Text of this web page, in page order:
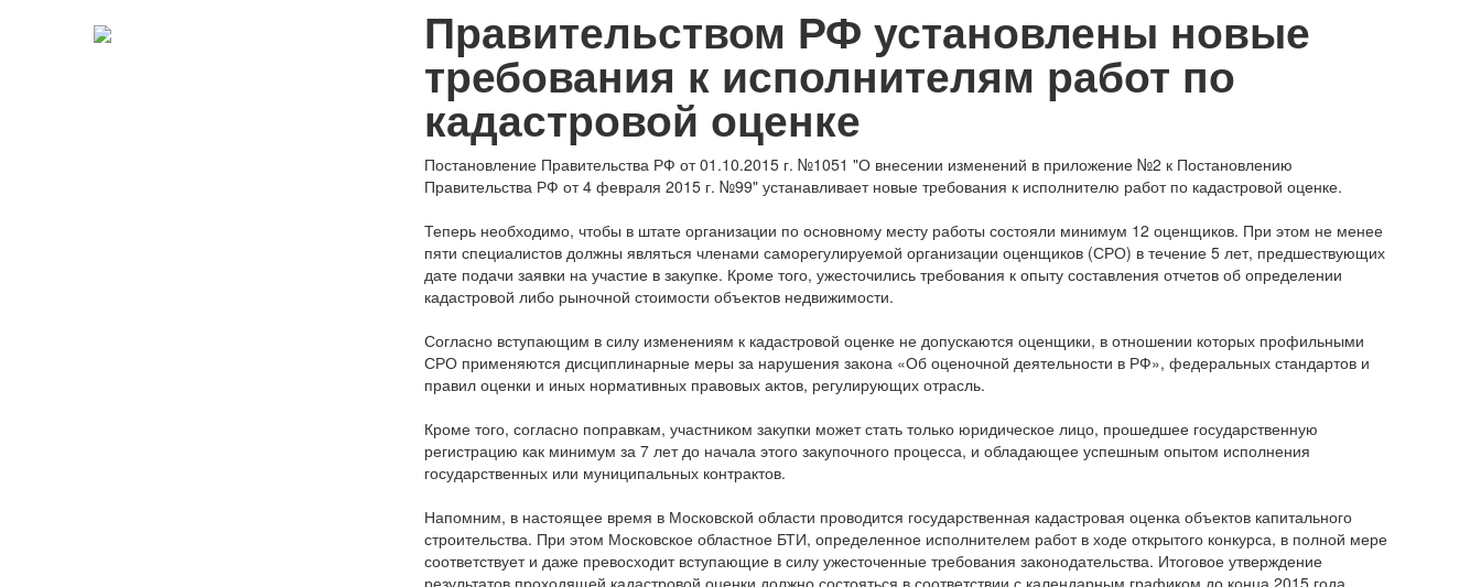
Правительством РФ установлены новые
требования к исполнителям работ по
кадастровой оценке
Постановление Правительства РФ от 01.10.2015 г. №1051 "О внесении изменений в приложение №2 к Постановлению
Правительства РФ от 4 февраля 2015 г. №99" устанавливает новые требования к исполнителю работ по кадастровой оценке.
Теперь необходимо, чтобы в штате организации по основному месту работы состояли минимум 12 оценщиков. При этом не менее
пяти специалистов должны являться членами саморегулируемой организации оценщиков (СРО) в течение 5 лет, предшествующих
дате подачи заявки на участие в закупке. Кроме того, ужесточились требования к опыту составления отчетов об определении
кадастровой либо рыночной стоимости объектов недвижимости.
Согласно вступающим в силу изменениям к кадастровой оценке не допускаются оценщики, в отношении которых профильными
СРО применяются дисциплинарные меры за нарушения закона «Об оценочной деятельности в РФ», федеральных стандартов и
правил оценки и иных нормативных правовых актов, регулирующих отрасль.
Кроме того, согласно поправкам, участником закупки может стать только юридическое лицо, прошедшее государственную
регистрацию как минимум за 7 лет до начала этого закупочного процесса, и обладающее успешным опытом исполнения
государственных или муниципальных контрактов.
Напомним, в настоящее время в Московской области проводится государственная кадастровая оценка объектов капитального
строительства. При этом Московское областное БТИ, определенное исполнителем работ в ходе открытого конкурса, в полной мере
соответствует и даже превосходит вступающие в силу ужесточенные требования законодательства. Итоговое утверждение
результатов проходящей кадастровой оценки должно состояться в соответствии с календарным графиком до конца 2015 года.